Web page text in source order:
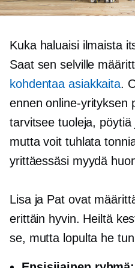
Kuka haluaisi ilmaista
Saat sen selville
kohdentaa asiakkaita.
ennen online-yrityksen
tarvitsee tuoleja, pöytiä
mutta voit tuhlata
yrittäessäsi myydä
Lisa ja Pat ovat
erittäin hyvin. Heiltä
se, mutta lopulta he